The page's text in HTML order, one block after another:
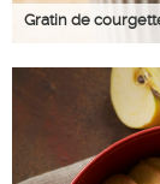
Gratin de